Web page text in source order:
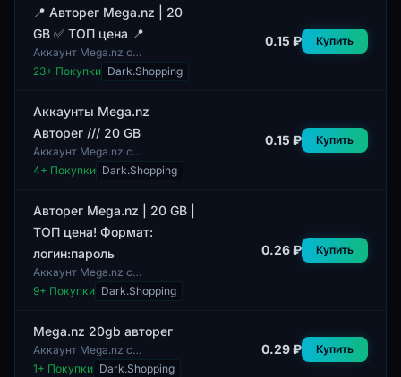
Mega.nz. Аккаунт включает...
📍 Авторег Mega.nz | 20
GB ✅ ТОП цена 📍
Аккаунт Mega.nz с
авторегистрацией
предоставляет пользователю
хранилища. Этот аккаунт
подходит...
23+ Покупки Dark.Shopping
0.15 ₽ Купить
Аккаунты Mega.nz
Авторег /// 20 GB
Аккаунт Mega.nz с
автоматической регистрацией
предлагает 20 ГБ облачного
обеспечивает удобный д...
4+ Покупки Dark.Shopping
0.15 ₽ Купить
Авторег Mega.nz | 20 GB |
ТОП цена! Формат:
логин:пароль
Аккаунт Mega.nz с
авторегистрацией
предоставляет 20 ГБ
доступа осуществляется через
логин и...
9+ Покупки Dark.Shopping
0.26 ₽ Купить
Mega.nz 20gb авторег
Аккаунт Mega.nz с
автоматической регистрацией
1+ Покупки Dark.Shopping
0.29 ₽ Купить